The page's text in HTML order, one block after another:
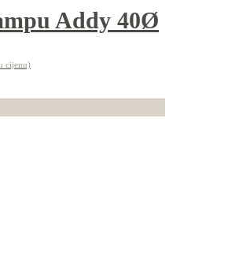
Addy 40Ø
cijenu)